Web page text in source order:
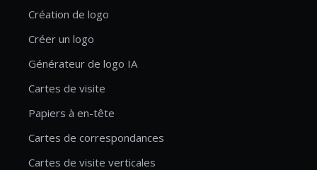
Création de logo
Créer un logo
Générateur de logo IA
Cartes de visite
Papiers à en-tête
Cartes de correspondances
Cartes de visite verticales